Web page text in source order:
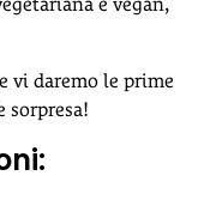
vi daremo le prime